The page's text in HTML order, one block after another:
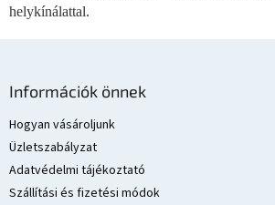
helykínálattal.
Információk önnek
Hogyan vásároljunk
Üzletszabályzat
Adatvédelmi tájékoztató
Szállítási és fizetési módok